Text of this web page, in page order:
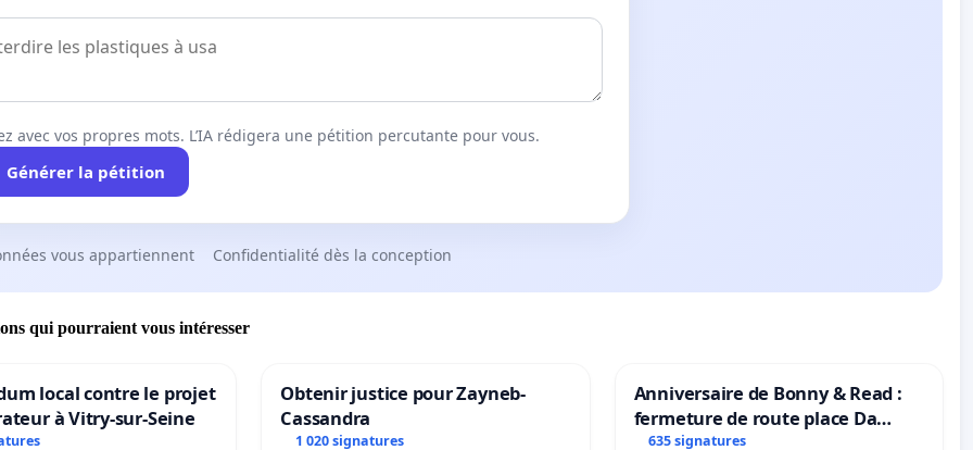
avec vos propres mots. L’IA rédigera une pétition percutante pour vous.
Générer la pétition
vous appartiennent Confidentialité dès la conception
qui pourraient vous intéresser
local contre le projet
à Vitry-sur-Seine
Obtenir justice pour Zayneb-
Cassandra
1 020 signatures
Anniversaire de Bonny & Read :
fermeture de route place Da
Maya M
635 signatures